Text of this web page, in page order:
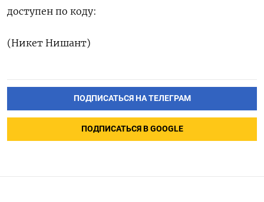
доступен по коду:
(Никет Нишант)
ПОДПИСАТЬСЯ НА ТЕЛЕГРАМ
ПОДПИСАТЬСЯ В GOOGLE